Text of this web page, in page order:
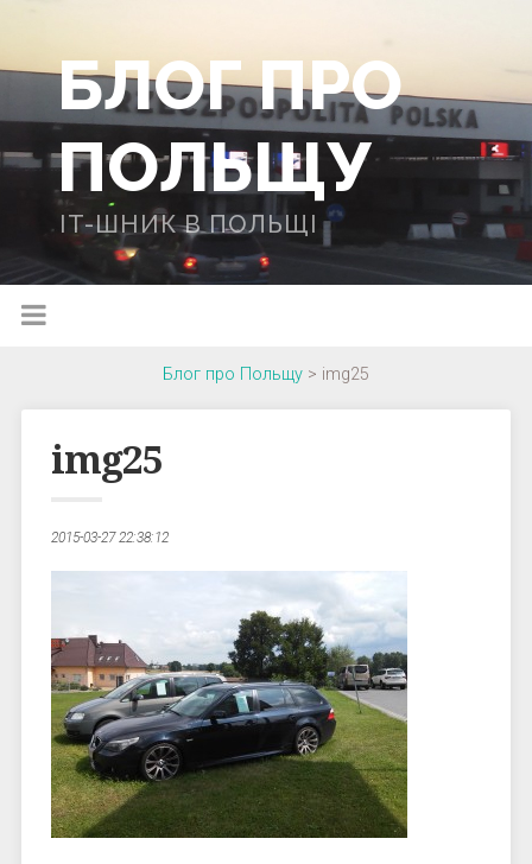
БЛОГ ПРО
ПОЛЬЩУ
IT-ШНИК В ПОЛЬЩІ
Блог про Польщу > img25
img25
2015-03-27 22:38:12